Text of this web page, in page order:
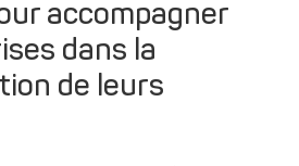
accompagner
dans la
de leurs